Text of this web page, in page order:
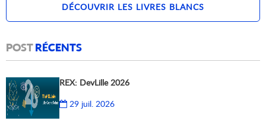
DÉCOUVRIR LES LIVRES BLANCS
POSTRÉCENTS
REX: DevLille 2026
29 juil. 2026